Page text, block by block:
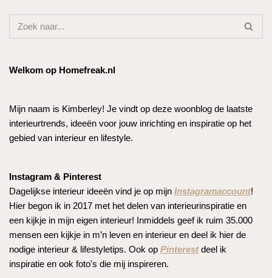
Welkom op Homefreak.nl
Mijn naam is Kimberley! Je vindt op deze woonblog de laatste
interieurtrends, ideeën voor jouw inrichting en inspiratie op het
gebied van interieur en lifestyle.
Instagram & Pinterest
Dagelijkse interieur ideeën vind je op mijn Instagramaccount!
Hier begon ik in 2017 met het delen van interieurinspiratie en
een kijkje in mijn eigen interieur! Inmiddels geef ik ruim 35.000
mensen een kijkje in m’n leven en interieur en deel ik hier de
nodige interieur & lifestyletips. Ook op Pinterestdeel ik
inspiratie en ook foto's die mij inspireren.